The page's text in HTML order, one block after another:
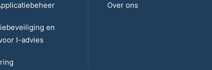
en
I-advies
Over ons